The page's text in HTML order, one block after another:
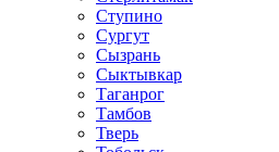
Ступино
Сургут
Сызрань
Сыктывкар
Таганрог
Тамбов
Тверь